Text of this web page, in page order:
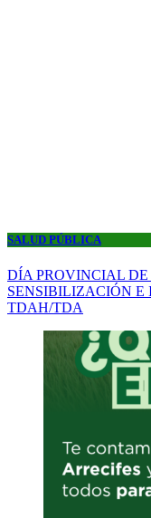
SALUD PÚBLICA
DÍA PROVINCIAL
SENSIBILIZACIÓN E
TDAH/TDA